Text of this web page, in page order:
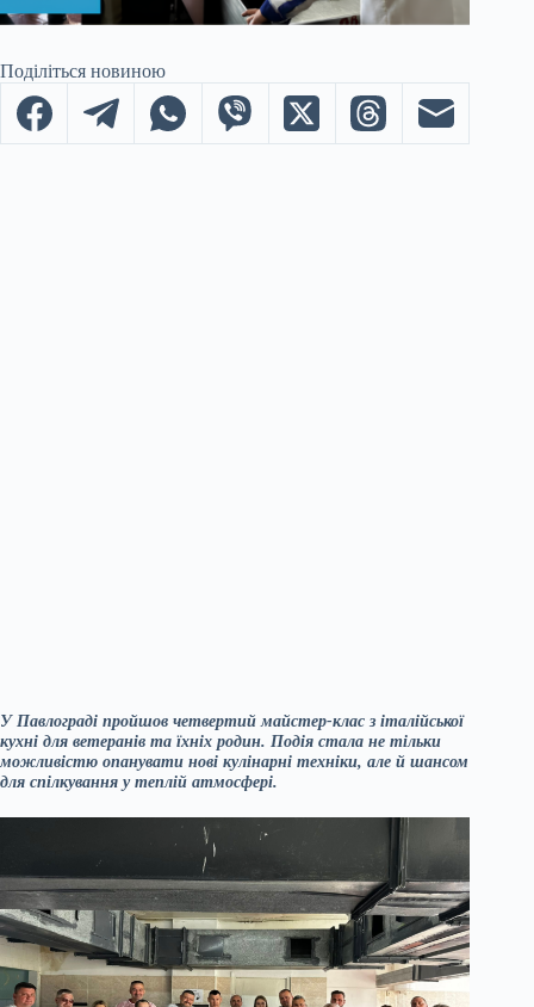
Поділіться новиною
У Павлограді пройшов четвертий майстер-клас з італійської
кухні для ветеранів та їхніх родин. Подія стала не тільки
можливістю опанувати нові кулінарні техніки, але й шансом
для спілкування у теплій атмосфері.